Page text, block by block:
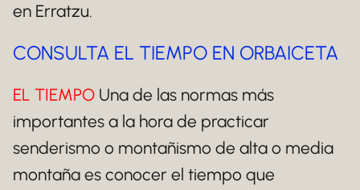
en Erratzu.
CONSULTA EL TIEMPO EN ORBAICETA
EL TIEMPO Una de las normas más
importantes a la hora de practicar
senderismo o montañismo de alta o media
montaña es conocer el tiempo que